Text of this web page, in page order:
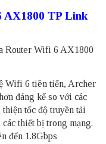
AX1800 TP Link
Router Wifi 6 AX1800
Wifi 6 tiên tiến, Archer
đáng kể so với các
tốc độ truyền tải
thiết bị trong mạng.
đến 1.8Gbps